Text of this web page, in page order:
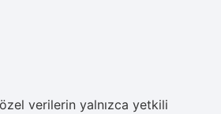
verilerin yalnızca yetkili